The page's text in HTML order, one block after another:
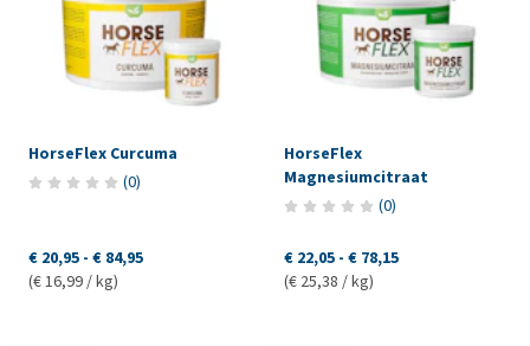
HorseFlex Curcuma
(0)
€ 20,95 - € 84,95
(€ 16,99 / kg)
HorseFlex
Magnesiumcitraat
(0)
€ 22,05 - € 78,15
(€ 25,38 / kg)